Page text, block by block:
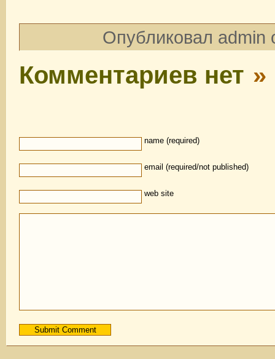
Опубликовал admin
Комментариев нет »
name (required)
email (required/not published)
web site